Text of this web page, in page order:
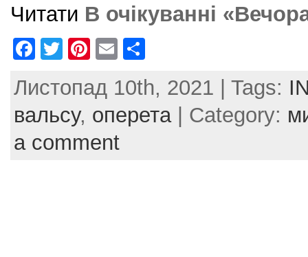
Читати В очікуванні
F
c
e
b
T
itt
er
Pi
er
e
st
E
ai
l
ar
e
Листопад 10th, 2021 | Tags:
вальсу, оперета| Category:
a comment